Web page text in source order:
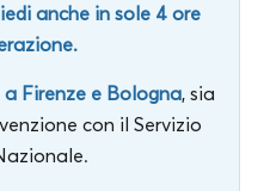
anche in sole 4 ore
a Firenze e Bologna, sia
con il Servizio